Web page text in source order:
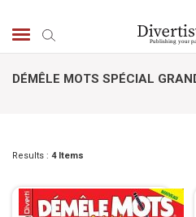
DÉMÊLE MOTS SPÉCIAL
Results : 4Items